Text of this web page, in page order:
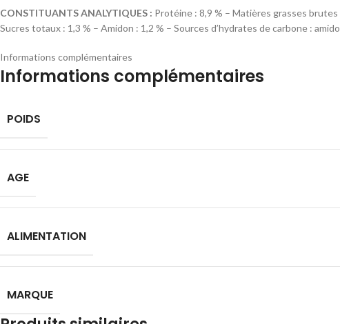
CONSTITUANTS ANALYTIQUES : Protéine : 8,9 % – Matières grasses
Sucres totaux : 1,3 % – Amidon : 1,2 % – Sources d’hydrates de carbone :
Informations complémentaires
Informations complémentaires
POIDS
AGE
ALIMENTATION
MARQUE